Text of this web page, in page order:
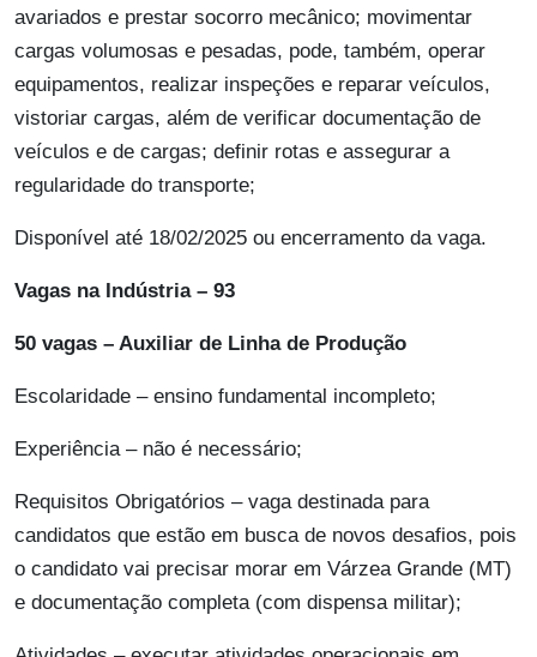
avariados e prestar socorro mecânico; movimentar
cargas volumosas e pesadas, pode, também, operar
equipamentos, realizar inspeções e reparar veículos,
vistoriar cargas, além de verificar documentação de
veículos e de cargas; definir rotas e assegurar a
regularidade do transporte;
Disponível até 18/02/2025 ou encerramento da vaga.
Vagas na Indústria – 93
50 vagas – Auxiliar de Linha de Produção
Escolaridade – ensino fundamental incompleto;
Experiência – não é necessário;
Requisitos Obrigatórios – vaga destinada para
candidatos que estão em busca de novos desafios, pois
o candidato vai precisar morar em Várzea Grande (MT)
e documentação completa (com dispensa militar);